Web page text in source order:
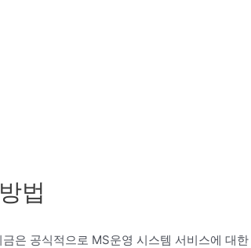
법
은 공식적으로 MS운영 시스템 서비스에 대한